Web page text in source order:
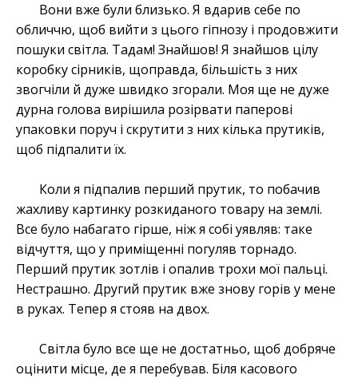
Вони вже були близько. Я вдарив себе по
обличчю, щоб вийти з цього гіпнозу і продовжити
пошуки світла. Тадам! Знайшов! Я знайшов цілу
коробку сірників, щоправда, більшість з них
звогчіли й дуже швидко згорали. Моя ще не дуже
дурна голова вирішила розірвати паперові
упаковки поруч і скрутити з них кілька прутиків,
щоб підпалити їх.
Коли я підпалив перший прутик, то побачив
жахливу картинку розкиданого товару на землі.
Все було набагато гірше, ніж я собі уявляв: таке
відчуття, що у приміщенні погуляв торнадо.
Перший прутик зотлів і опалив трохи мої пальці.
Нестрашно. Другий прутик вже знову горів у мене
в руках. Тепер я стояв на двох.
Світла було все ще не достатньо, щоб добряче
оцінити місце, де я перебував. Біля касового